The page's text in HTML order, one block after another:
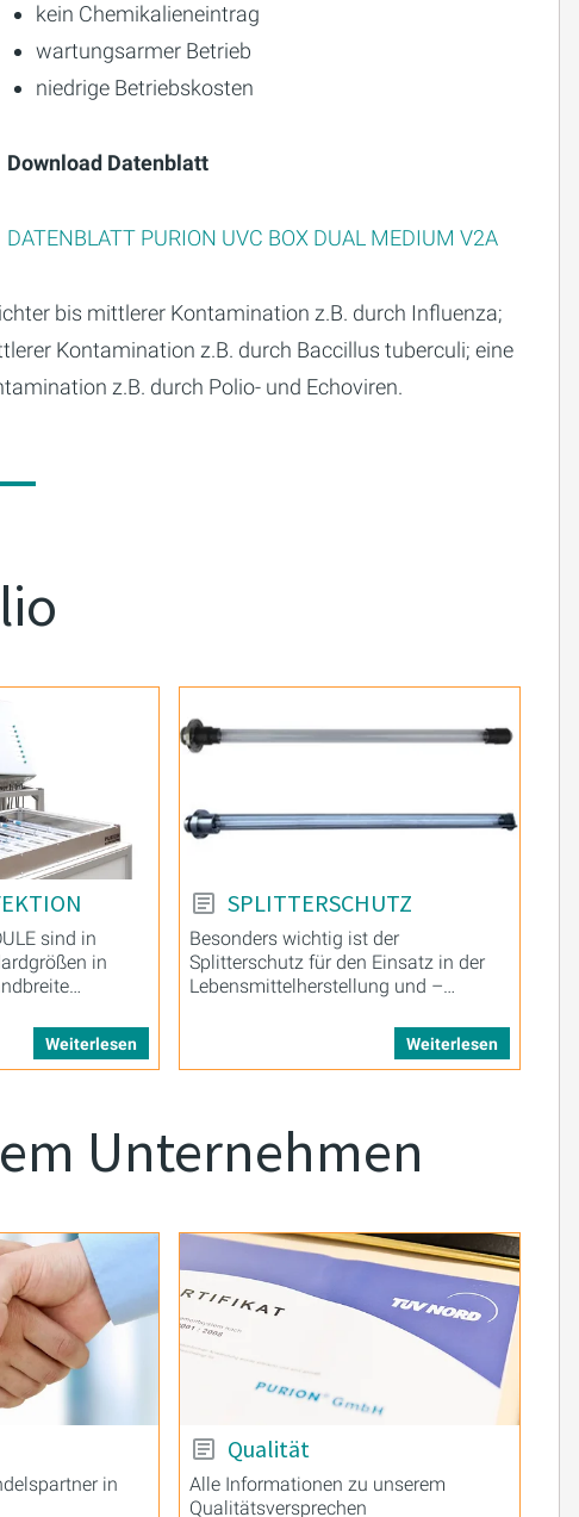
kein Chemikalieneintrag
wartungsarmer Betrieb
niedrige Betriebskosten
Download Datenblatt
DATENBLATT PURION UVC BOX DUAL MEDIUM V2A
bis mittlerer Kontamination z.B. durch Influenza;
Kontamination z.B. durch Baccillus tuberculi; eine
z.B. durch Polio- und Echoviren.
sind in
in
Weiterlesen
SPLITTERSCHUTZ
Besonders wichtig ist der
Splitterschutz für den Einsatz in der
Lebensmittelherstellung und –
Weiterlesen
Unternehmen
in
Qualität
Alle Informationen zu unserem
Qualitätsversprechen